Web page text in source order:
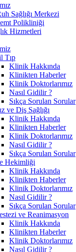
Sağlığı Merkezi
Polikliniği
Hizmetleri
Tıp
Klinik Hakkında
Klinikten Haberler
Klinik Doktorlarımız
Nasıl Gidilir ?
Sıkça Sorulan Sorular
ve Diş Sağlığı
Klinik Hakkında
Klinikten Haberler
Klinik Doktorlarımız
Nasıl Gidilir ?
Sıkça Sorulan Sorular
Hekimliği
Klinik Hakkında
Klinikten Haberler
Klinik Doktorlarımız
Nasıl Gidilir ?
Sıkça Sorulan Sorular
ve Reanimasyon
Klinik Hakkında
Klinikten Haberler
Klinik Doktorlarımız
Nasıl Gidilir ?